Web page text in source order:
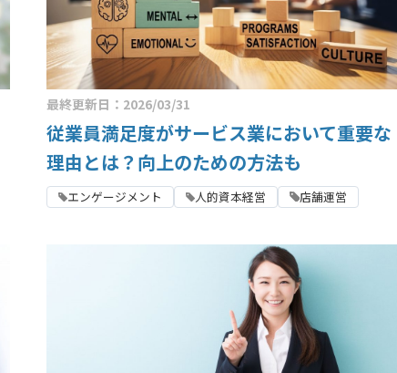
最終更新日：2026/03/31
従業員満足度がサービス業において重要な
理由とは？向上のための方法も
エンゲージメント 人的資本経営 店舗運営